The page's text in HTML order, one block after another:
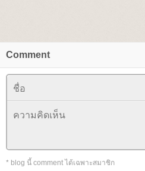
Comment
* blog นี้ comment ได้เฉพาะสมาชิก